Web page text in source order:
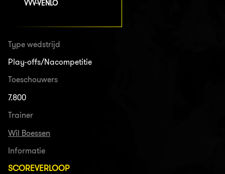
VVV-VENLO
Type wedstrijd
Play-offs/Nacompetitie
Toeschouwers
7.800
Trainer
Wil Boessen
Informatie
SCOREVERLOOP